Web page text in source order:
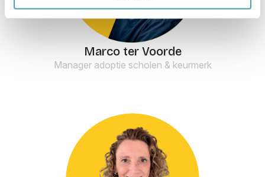
Marco ter Voorde
Manager adoptie scholen & keurmerk